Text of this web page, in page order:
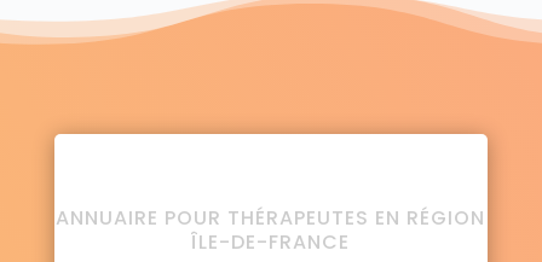
ANNUAIRE POUR THÉRAPEUTES EN RÉGION
ÎLE-DE-FRANCE